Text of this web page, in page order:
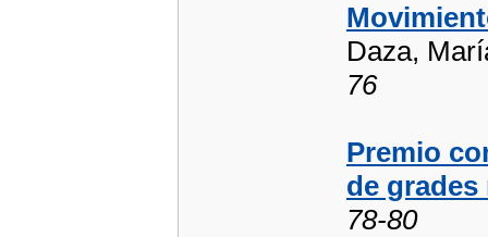
Daza,
76
Premio
de
78-80